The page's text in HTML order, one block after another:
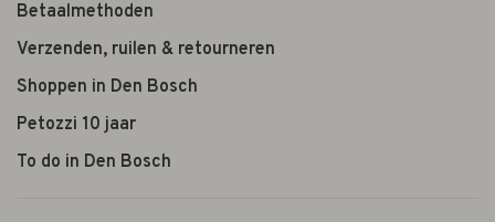
Betaalmethoden
Verzenden, ruilen & retourneren
Shoppen in Den Bosch
Petozzi 10 jaar
To do in Den Bosch